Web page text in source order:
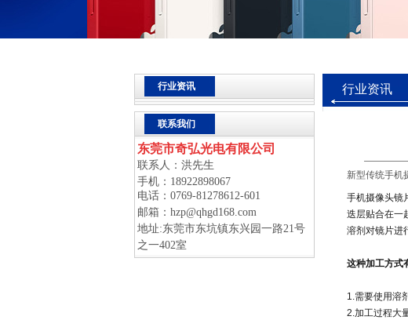
行业资讯
联系我们
东莞市奇弘光电有限公司
联系人： 洪先生
手机：18922898067
电话：0769-81278612-601
邮箱：hzp@qhgd168.com
地址:东莞市东坑镇东兴园一路21号
之一402室
行业资讯
新型传统手机
手机摄像头镜
迭层贴合在一
溶剂对镜片进
这种加工方式
1.需要使用溶
2.加工过程大